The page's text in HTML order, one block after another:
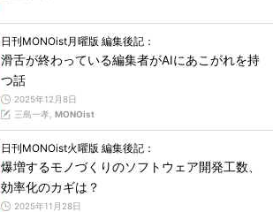
日刊MONOist月曜版 編集後記：
滑舌が終わっている編集者がAIにあこがれを持
つ話
2025年12月8日
三島一孝, MONOist
日刊MONOist火曜版 編集後記：
爆増するモノづくりのソフトウェア開発工数、
効率化のカギは？
2025年11月28日